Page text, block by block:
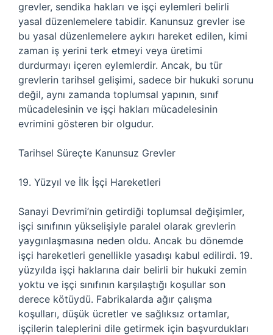
grevler, sendika hakları ve işçi eylemleri belirli
yasal düzenlemelere tabidir. Kanunsuz grevler ise
bu yasal düzenlemelere aykırı hareket edilen, kimi
zaman iş yerini terk etmeyi veya üretimi
durdurmayı içeren eylemlerdir. Ancak, bu tür
grevlerin tarihsel gelişimi, sadece bir hukuki sorunu
değil, aynı zamanda toplumsal yapının, sınıf
mücadelesinin ve işçi hakları mücadelesinin
evrimini gösteren bir olgudur.
Tarihsel Süreçte Kanunsuz Grevler
19. Yüzyıl ve İlk İşçi Hareketleri
Sanayi Devrimi’nin getirdiği toplumsal değişimler,
işçi sınıfının yükselişiyle paralel olarak grevlerin
yaygınlaşmasına neden oldu. Ancak bu dönemde
işçi hareketleri genellikle yasadışı kabul edilirdi. 19.
yüzyılda işçi haklarına dair belirli bir hukuki zemin
yoktu ve işçi sınıfının karşılaştığı koşullar son
derece kötüydü. Fabrikalarda ağır çalışma
koşulları, düşük ücretler ve sağlıksız ortamlar,
işçilerin taleplerini dile getirmek için başvurdukları